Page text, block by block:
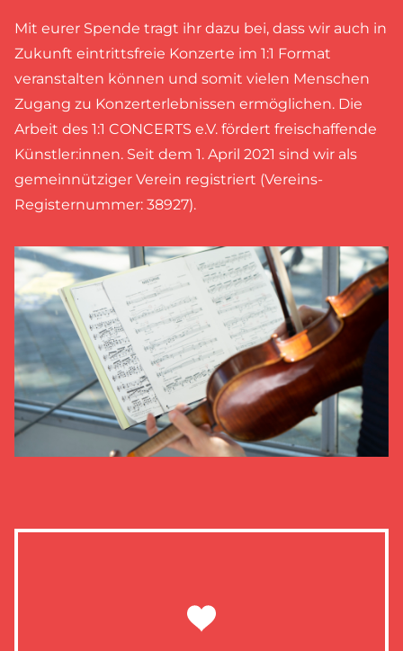
Mit eurer Spende tragt ihr dazu bei, dass wir auch in
Zukunft eintrittsfreie Konzerte im 1:1 Format
veranstalten können und somit vielen Menschen
Zugang zu Konzerterlebnissen ermöglichen. Die
Arbeit des 1:1 CONCERTS e.V. fördert freischaffende
Künstler:innen. Seit dem 1. April 2021 sind wir als
gemeinnütziger Verein registriert (Vereins-
Registernummer: 38927).